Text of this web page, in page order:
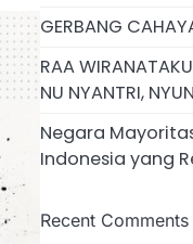
GERBANG
RAA
NU NYANTRI,
Negara
Indonesia yang
Recent Comments